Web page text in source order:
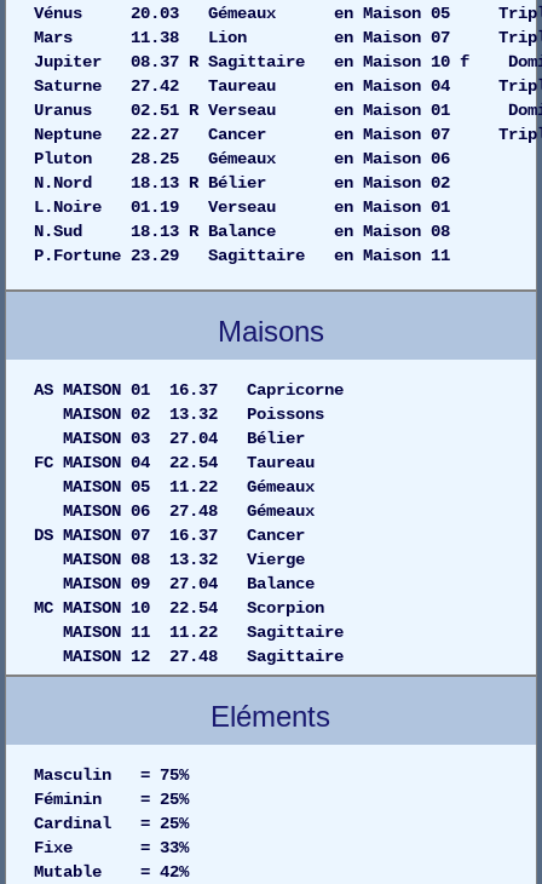
Vénus 20.03 Gémeaux en Maison 05
Mars 11.38 Lion en Maison 07
Jupiter 08.37 R Sagittaire en Maison 10 f
Saturne 27.42 Taureau en Maison 04
Uranus 02.51 R Verseau en Maison 01
Neptune 22.27 Cancer en Maison 07
Pluton 28.25 Gémeaux en
N.Nord 18.13 R Bélier en Maison 02
L.Noire 01.19 Verseau en Maison 01
N.Sud 18.13 R Balance en Maison 08
P.Fortune 23.29 Sagittaire en Maison 11
Maisons
AS MAISON 01 16.37 Capricorne
MAISON 02 13.32 Poissons
MAISON 03 27.04 Bélier
FC MAISON 04 22.54 Taureau
MAISON 05 11.22 Gémeaux
MAISON 06 27.48 Gémeaux
DS MAISON 07 16.37 Cancer
MAISON 08 13.32 Vierge
MAISON 09 27.04 Balance
MC MAISON 10 22.54 Scorpion
MAISON 11 11.22 Sagittaire
MAISON 12 27.48 Sagittaire
Eléments
Masculin = 75%
Féminin = 25%
Cardinal = 25%
Fixe = 33%
Mutable = 42%